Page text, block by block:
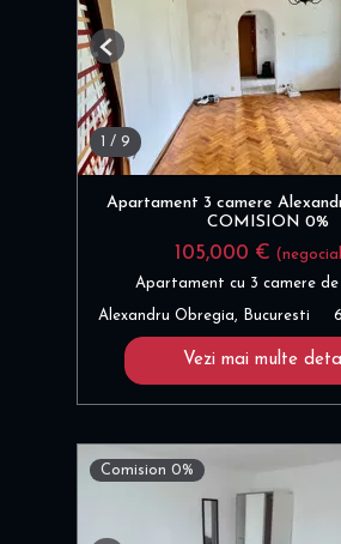
1 / 9
Previous
Apartament 3 camere
COMISION 0%
105,000 €
Apartament cu 3 camere
Alexandru Obregia, Bucuresti
Vezi mai multe
Comision 0%